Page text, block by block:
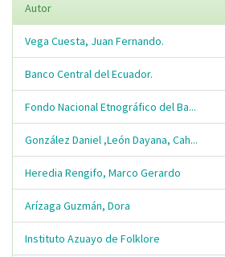
Autor
Vega Cuesta, Juan Fernando.
Banco Central del Ecuador.
Fondo Nacional Etnográfico del Ba...
González Daniel ,León Dayana, Cah...
Heredia Rengifo, Marco Gerardo
Arízaga Guzmán, Dora
Instituto Azuayo de Folklore